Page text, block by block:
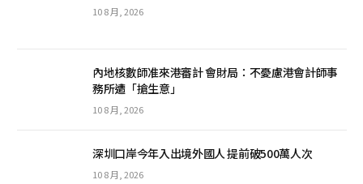
10 8 月, 2026
內地核數師准來港審計 會財局：不憂慮港會計師事
務所遭「搶生意」
10 8 月, 2026
深圳口岸今年入出境外國人 提前破500萬人次
10 8 月, 2026